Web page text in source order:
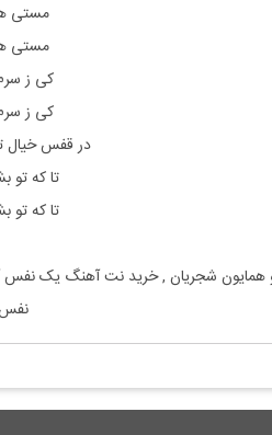
مستی
مستی
کی ز
کی ز
در قفس خیال
تا که
تا که
همایون شجریان , خرید نت آهنگ یک
نفس